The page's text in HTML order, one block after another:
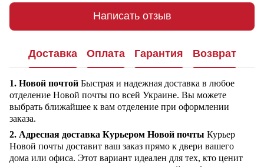
Написать отзыв
Доставка Оплата Гарантия Возврат
1. Новой почтой Быстрая и надежная доставка в любое
отделение Новой почты по всей Украине. Вы можете
выбрать ближайшее к вам отделение при оформлении
заказа.
2. Адресная доставка Курьером Новой почты Курьер
Новой почты доставит ваш заказ прямо к двери вашего
дома или офиса. Этот вариант идеален для тех, кто ценит